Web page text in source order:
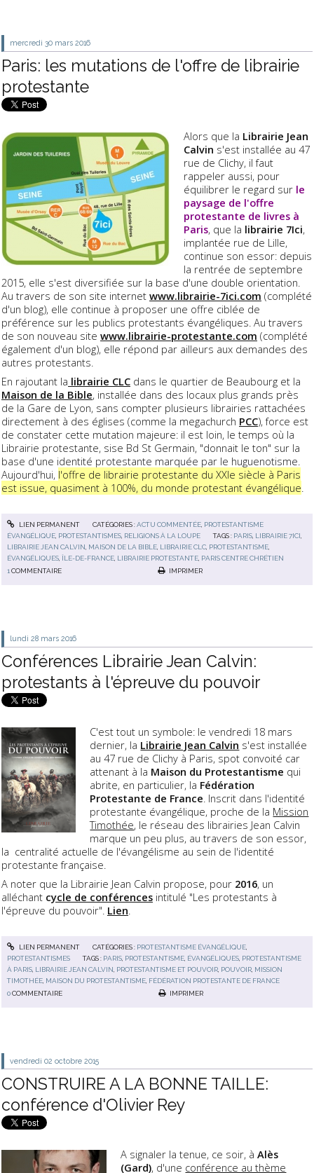
mercredi 30 mars 2016
Paris: les mutations de l'offre de librairie
protestante
Alors que la Librairie Jean
Calvin s'est installée au 47
rue de Clichy, il faut
rappeler aussi, pour
équilibrer le regard sur le
paysage de l'offre
protestante de livres à
Paris, que la librairie 7Ici,
implantée rue de Lille,
continue son essor: depuis
la rentrée de septembre
2015, elle s'est diversifiée sur la base d'une double orientation.
Au travers de son site internet www.librairie-7ici.com (complété
d'un blog), elle continue à proposer une offre ciblée de
préférence sur les publics protestants évangéliques. Au travers
de son nouveau site www.librairie-protestante.com (complété
également d'un blog), elle répond par ailleurs aux demandes des
autres protestants.
En rajoutant la librairie CLC dans le quartier de Beaubourg et la
Maison de la Bible, installée dans des locaux plus grands près
de la Gare de Lyon, sans compter plusieurs librairies rattachées
directement à des églises (comme la megachurch PCC), force est
de constater cette mutation majeure: il est loin, le temps où la
Librairie protestante, sise Bd St Germain, "donnait le ton" sur la
base d'une identité protestante marquée par le huguenotisme.
Aujourd'hui, l'offre de librairie protestante du XXIe siècle à Paris
est issue, quasiment à 100%, du monde protestant évangélique.
LIEN PERMANENT CATÉGORIES :ACTU COMMENTÉE, PROTESTANTISME
ÉVANGÉLIQUE PROTESTANTISMES RELIGIONS À LA LOUPE TAGS : PARIS LIBRAIRIE 7ICI
LIBRAIRIE JEAN CALVIN MAISON DE LA BIBLE LIBRAIRIE CLC PROTESTANTISME
ÉVANGÉLIQUES ÎLE-DE-FRANCE LIBRAIRIE PROTESTANTE PARIS CENTRE CHRÉTIEN
1COMMENTAIRE IMPRIMER
lundi 28 mars 2016
Conférences Librairie Jean Calvin:
protestants à l'épreuve du pouvoir
C'est tout un symbole: le vendredi 18 mars
dernier, la Librairie Jean Calvin s'est installée
au 47 rue de Clichy à Paris, spot convoité car
attenant à la Maison du Protestantisme qui
abrite, en particulier, la Fédération
Protestante de France. Inscrit dans l'identité
protestante évangélique, proche de la Mission
Timothée, le réseau des librairies Jean Calvin
marque un peu plus, au travers de son essor,
la centralité actuelle de l'évangélisme au sein de l'identité
protestante française.
A noter que la Librairie Jean Calvin propose, pour 2016, un
alléchant cycle de conférences intitulé "Les protestants à
l'épreuve du pouvoir". Lien.
LIEN PERMANENT CATÉGORIES : PROTESTANTISME ÉVANGÉLIQUE,
PROTESTANTISMES
TAGS : PARIS PROTESTANTISME ÉVANGÉLIQUES PROTESTANTISME
À PARIS LIBRAIRIE JEAN CALVIN PROTESTANTISME ET POUVOIR POUVOIR MISSION
TIMOTHÉE MAISON DU PROTESTANTISME FÉDÉRATION PROTESTANTE DE FRANCE
0COMMENTAIRE IMPRIMER
vendredi 02 octobre 2015
CONSTRUIRE A LA BONNE TAILLE:
conférence d'Olivier Rey
A signaler la tenue, ce soir, à Alès
(Gard), d'une conférence au thème